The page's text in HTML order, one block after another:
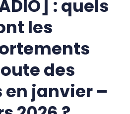
: quels
les
des
janvier –